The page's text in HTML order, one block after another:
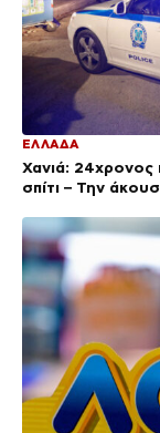
ΕΛΛΑΔΑ
Χανιά: 24χρονος
σπίτι – Την